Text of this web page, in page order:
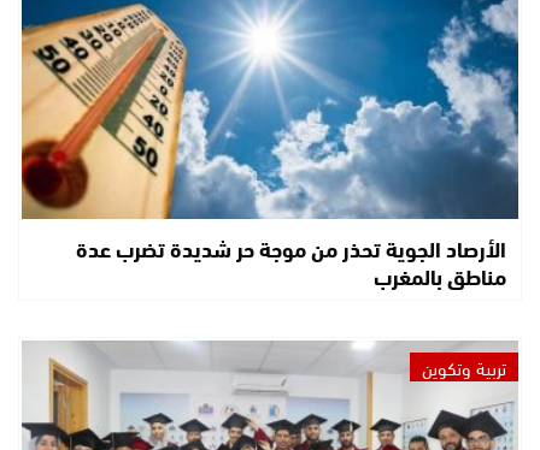
الأرصاد الجوية تحذر من موجة حر شديدة تضرب عدة
مناطق بالمغرب
تربية وتكوين